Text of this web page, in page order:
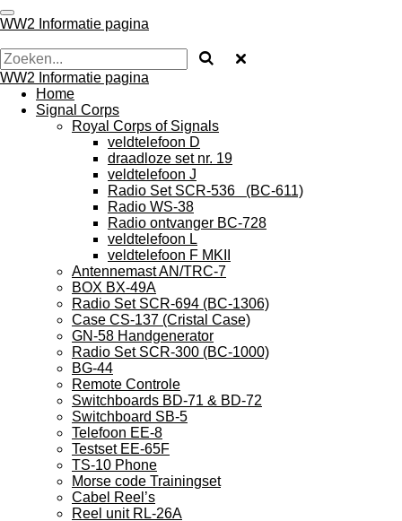
Ga
direct
naar
de
hoofdinhoud
WW2 Informatie pagina
WW2 Informatie pagina
Home
Signal Corps
Royal Corps of Signals
veldtelefoon D
draadloze set nr. 19
veldtelefoon J
Radio Set SCR-536 (BC-611)
Radio WS-38
Radio ontvanger BC-728
veldtelefoon L
veldtelefoon F MKII
Antennemast AN/TRC-7
BOX BX-49A
Radio Set SCR-694 (BC-1306)
Case CS-137 (Cristal Case)
GN-58 Handgenerator
Radio Set SCR-300 (BC-1000)
BG-44
Remote Controle
Switchboards BD-71 & BD-72
Switchboard SB-5
Telefoon EE-8
Testset EE-65F
TS-10 Phone
Morse code Trainingset
Cabel Reel’s
Reel unit RL-26A